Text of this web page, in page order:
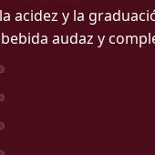
acidez y la
audaz y